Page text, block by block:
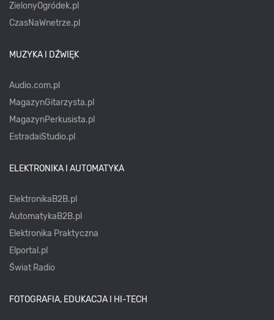
ZielonyOgródek.pl
CzasNaWnetrze.pl
MUZYKA I DŹWIĘK
Audio.com.pl
MagazynGitarzysta.pl
MagazynPerkusista.pl
EstradaiStudio.pl
ELEKTRONIKA I AUTOMATYKA
ElektronikaB2B.pl
AutomatykaB2B.pl
Elektronika Praktyczna
Elportal.pl
Świat Radio
FOTOGRAFIA, EDUKACJA I HI-TECH